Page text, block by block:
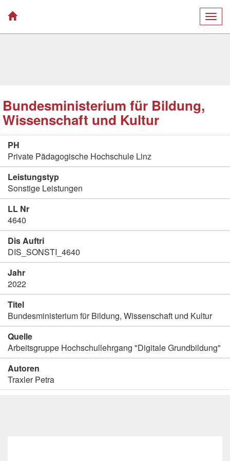
Bundesministerium für Bildung,
Wissenschaft und Kultur
PH
Private Pädagogische Hochschule Linz
Leistungstyp
Sonstige Leistungen
LL Nr
4640
Dis Auftri
DIS_SONSTI_4640
Jahr
2022
Titel
Bundesministerium für Bildung, Wissenschaft und Kultur
Quelle
Arbeitsgruppe Hochschullehrgang "Digitale Grundbildung"
Autoren
Traxler Petra